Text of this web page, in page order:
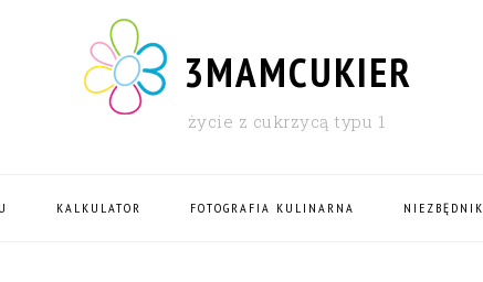
3MAMCUKIER
życie z cukrzycą typu 1
KALKULATOR FOTOGRAFIA KULINARNA NIEZBĘDNIK